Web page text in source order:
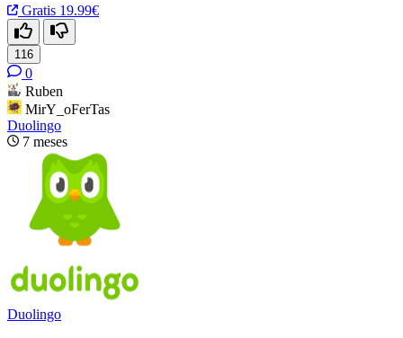
Gratis 19.99€
116
0
Ruben
MirY_oFerTas
Duolingo
7 meses
Duolingo